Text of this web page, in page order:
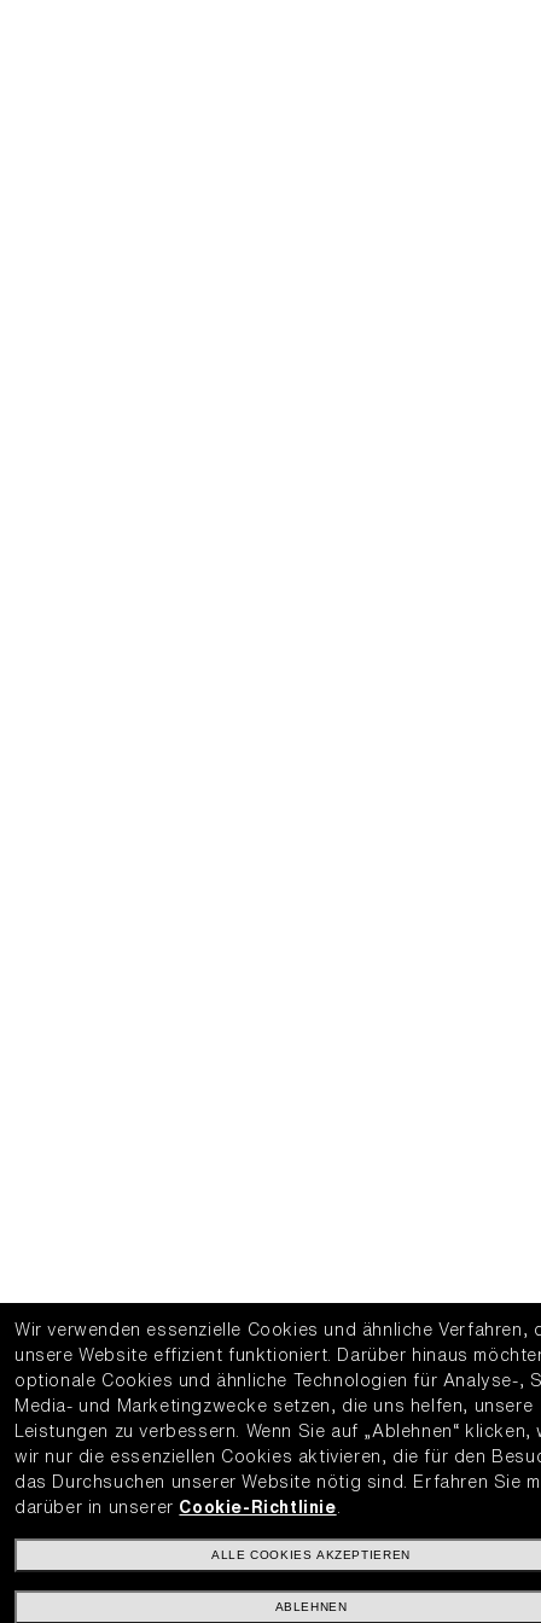
Wir verwenden essenzielle Cookies und ähnliche Verfahren,
unsere Website effizient funktioniert.
Darüber hinaus
optionale Cookies und ähnliche Technologien für Analyse-,
Media- und Marketingzwecke setzen, die uns helfen, unsere
Leistungen zu verbessern.
Wenn Sie auf „Ablehnen“ klicken,
wir nur die essenziellen Cookies aktivieren, die für den
das Durchsuchen unserer Website nötig sind.
Erfahren Sie
darüber in unserer Cookie-Richtlinie
ALLE COOKIES AKZEPTIEREN
ABLEHNEN